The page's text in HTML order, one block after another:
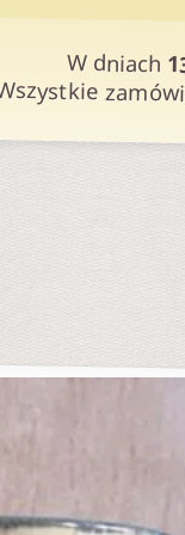
W dniach